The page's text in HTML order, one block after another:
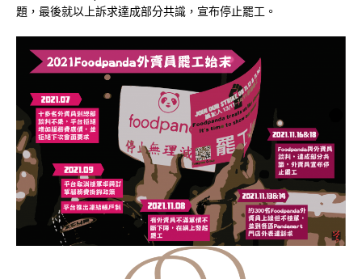
題，最後就以上訴求達成部分共識，宣布停止罷工。